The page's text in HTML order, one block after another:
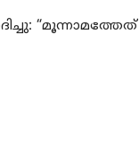
“മൂന്നാമത്തേത്